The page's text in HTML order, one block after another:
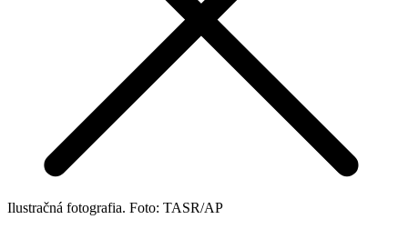
Ilustračná fotografia. Foto: TASR/AP